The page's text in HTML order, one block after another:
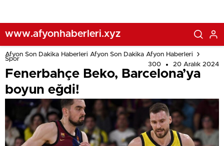
www.afyonhaberleri.xyz
Afyon Son Dakika Haberleri Afyon Son Dakika Afyon Haberleri
Spor
300
20 Aralık 2024
Fenerbahçe Beko, Barcelona’ya
boyun eğdi!